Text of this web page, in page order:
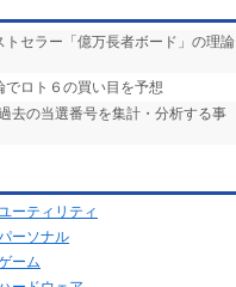
セラー「億万長者ボード」の理論
ロト６の買い目を予想
去の当選番号を集計・分析する事
ユーティリティ
ーソナル
ーム